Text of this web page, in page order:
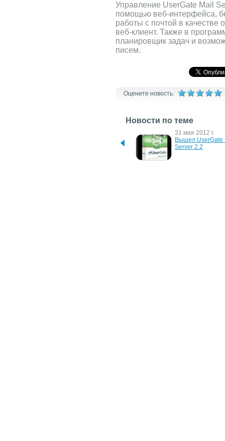
Управление UserGate Mail
помощью веб-интерфейса,
работы с почтой в качестве
веб-клиент. Также в
планировщик задач и
писем.
Оцените новость:
Новости по теме
запуске продаж линейки
31 мая 2012 г.
Вышел UserGate
Server 2.2